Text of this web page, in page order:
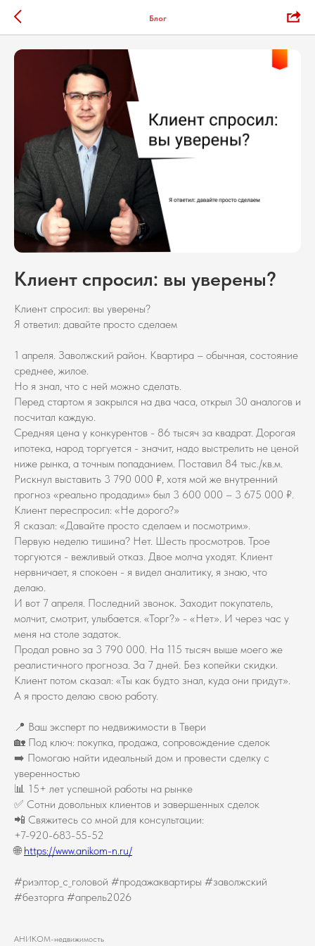
Блог
Клиент спросил: вы уверены?
Клиент спросил: вы уверены?
Я ответил: давайте просто сделаем
1 апреля. Заволжский район. Квартира – обычная, состояние
среднее, жилое.
Но я знал, что с ней можно сделать.
Перед стартом я закрылся на два часа, открыл 30 аналогов и
посчитал каждую.
Средняя цена у конкурентов - 86 тысяч за квадрат. Дорогая
ипотека, народ торгуется - значит, надо выстрелить не ценой
ниже рынка, а точным попаданием. Поставил 84 тыс./кв.м.
Рискнул выставить 3 790 000 ₽, хотя мой же внутренний
прогноз «реально продадим» был 3 600 000 – 3 675 000 ₽.
Клиент переспросил: «Не дорого?»
Я сказал: «Давайте просто сделаем и посмотрим».
Первую неделю тишина? Нет. Шесть просмотров. Трое
торгуются - вежливый отказ. Двое молча уходят. Клиент
нервничает, я спокоен - я видел аналитику, я знаю, что
делаю.
И вот 7 апреля. Последний звонок. Заходит покупатель,
молчит, смотрит, улыбается. «Торг?» - «Нет». И через час у
меня на столе задаток.
Продал ровно за 3 790 000. На 115 тысяч выше моего же
реалистичного прогноза. За 7 дней. Без копейки скидки.
Клиент потом сказал: «Ты как будто знал, куда они придут».
А я просто делаю свою работу.
📍 Ваш эксперт по недвижимости в Твери
🏡 Под ключ: покупка, продажа, сопровождение сделок
➡️ Помогаю найти идеальный дом и провести сделку с
уверенностью
📊 15+ лет успешной работы на рынке
✅ Сотни довольных клиентов и завершенных сделок
📲 Свяжитесь со мной для консультации:
+7-920-683-55-52
🌐 https://www.anikom-n.ru/
#риэлтор_с_головой #продажаквартиры #заволжский
#безторга #апрель2026
АНИКОМ-недвижимость